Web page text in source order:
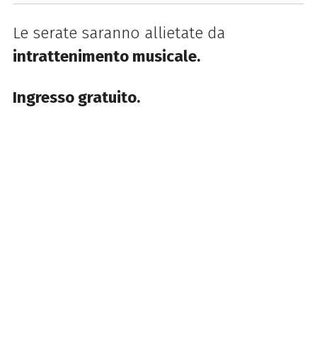
Le serate saranno allietate da
intrattenimento musicale.
Ingresso gratuito.